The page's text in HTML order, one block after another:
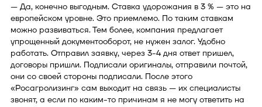
— Да, конечно выгодным. Ставка удорожания в 3 % — это на
европейском уровне. Это приемлемо. По таким ставкам
можно развиваться. Тем более, компания предлагает
упрощенный документооборот, не нужен залог. Удобно
работать. Отправил заявку, через 3-4 дня ответ пришел,
договоры пришли. Подписали оригиналы, отправили почтой,
они со своей стороны подписали. После этого
«Росагролизинг» сам выходит на связь — их специалисты
звонят, а если по каким-то причинам я не могу ответить на